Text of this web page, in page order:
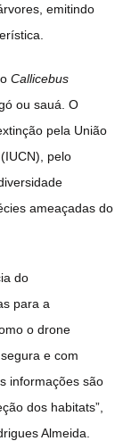
emitindo
Callicebus
ou sauá. O
pela União
pelo
ameaçadas do
do
para a
o drone
e com
informações são
dos habitats”,
Almeida.